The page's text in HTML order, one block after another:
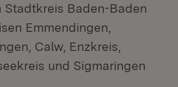
Baden-Baden
Emmendingen,
Calw, Enzkreis,
und Sigmaringen